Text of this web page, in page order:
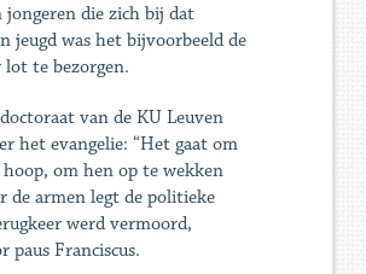
die zich bij dat
jeugd was het bijvoorbeeld de
te bezorgen.
van de KU Leuven
het evangelie: “Het gaat om
om hen op te wekken
de armen legt de politieke
werd vermoord,
Franciscus.